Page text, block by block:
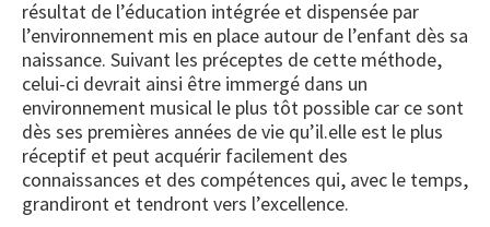
résultat de l’éducation intégrée et dispensée par
l’environnement mis en place autour de l’enfant dès sa
naissance. Suivant les préceptes de cette méthode,
celui-ci devrait ainsi être immergé dans un
environnement musical le plus tôt possible car ce sont
dès ses premières années de vie qu’il.elle est le plus
réceptif et peut acquérir facilement des
connaissances et des compétences qui, avec le temps,
grandiront et tendront vers l’excellence.